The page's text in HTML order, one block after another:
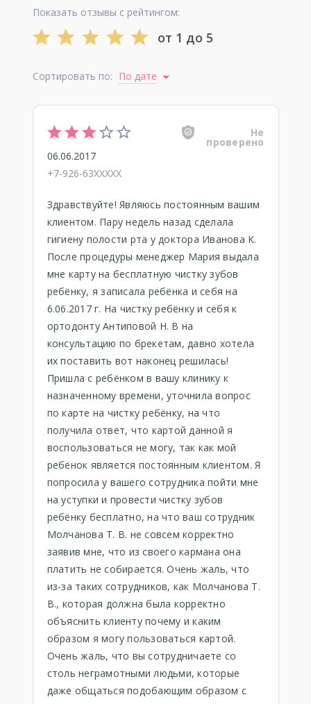
Показать отзывы с рейтингом:
от 1 до 5
Сортировать по: По дате
Не
проверено
06.06.2017
+7-926-63XXXXX
Здравствуйте! Являюсь постоянным вашим
клиентом. Пару недель назад сделала
гигиену полости рта у доктора Иванова К.
После процедуры менеджер Мария выдала
мне карту на бесплатную чистку зубов
ребёнку, я записала ребёнка и себя на
6.06.2017 г. На чистку ребёнку и себя к
ортодонту Антиповой Н. В на
консультацию по брекетам, давно хотела
их поставить вот наконец решилась!
Пришла с ребёнком в вашу клинику к
назначенному времени, уточнила вопрос
по карте на чистку ребёнку, на что
получила ответ, что картой данной я
воспользоваться не могу, так как мой
ребёнок является постоянным клиентом. Я
попросила у вашего сотрудника пойти мне
на уступки и провести чистку зубов
ребёнку бесплатно, на что ваш сотрудник
Молчанова Т. В. не совсем корректно
заявив мне, что из своего кармана она
платить не собирается. Очень жаль, что
из-за таких сотрудников, как Молчанова Т.
В., которая должна была корректно
объяснить клиенту почему и каким
образом я могу пользоваться картой.
Очень жаль, что вы сотрудничаете со
столь неграмотными людьми, которые
даже общаться подобающим образом с